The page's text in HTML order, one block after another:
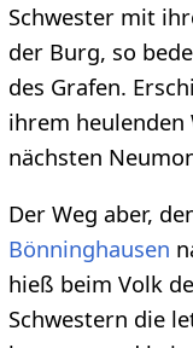
Schwester mit
der Burg, so
des Grafen.
ihrem heulenden
nächsten
Der Weg aber,
Bönninghausen
hieß beim Volk
Schwestern die